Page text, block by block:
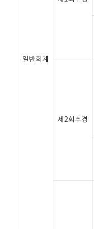
일반회계
제2회추경